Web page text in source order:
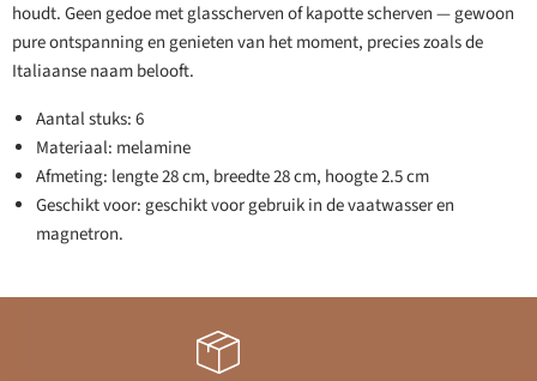
houdt. Geen gedoe met glasscherven of kapotte scherven — gewoon
pure ontspanning en genieten van het moment, precies zoals de
Italiaanse naam belooft.
Aantal stuks: 6
Materiaal: melamine
Afmeting: lengte 28 cm, breedte 28 cm, hoogte 2.5 cm
Geschikt voor: geschikt voor gebruik in de vaatwasser en
magnetron.